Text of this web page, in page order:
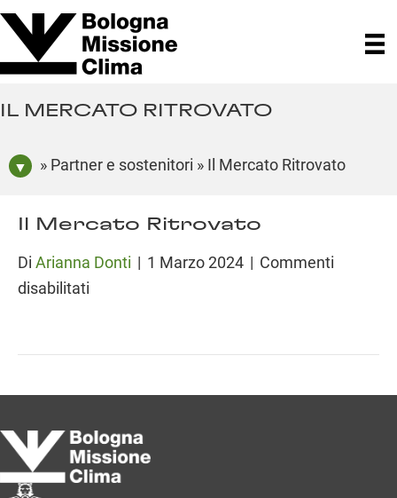
IL MERCATO RITROVATO
» Partner e sostenitori » Il Mercato Ritrovato
Il Mercato Ritrovato
Di Arianna Donti | 1 Marzo 2024 | Commenti
disabilitati